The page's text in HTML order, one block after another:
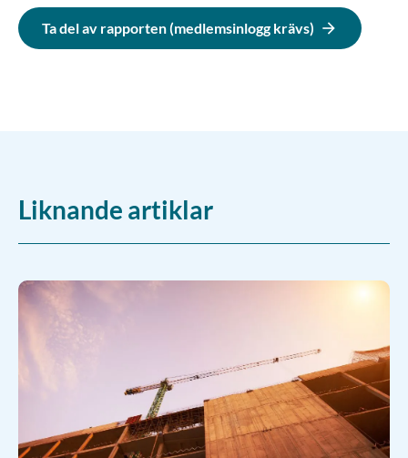
Ta del av rapporten (medlemsinlogg krävs)
Liknande artiklar